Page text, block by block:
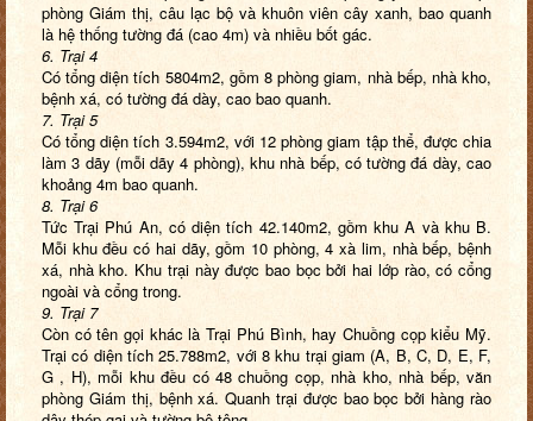
phòng Giám thị, câu lạc bộ và khuôn viên cây xanh, bao quanh
là hệ thống tường đá (cao 4m) và nhiều bốt gác.
6. Trại 4
Có tổng diện tích 5804m2, gồm 8 phòng giam, nhà bếp, nhà kho,
bệnh xá, có tường đá dày, cao bao quanh.
7. Trại 5
Có tổng diện tích 3.594m2, với 12 phòng giam tập thể, được chia
làm 3 dãy (mỗi dãy 4 phòng), khu nhà bếp, có tường đá dày, cao
khoảng 4m bao quanh.
8. Trại 6
Tức Trại Phú An, có diện tích 42.140m2, gồm khu A và khu B.
Mỗi khu đều có hai dãy, gồm 10 phòng, 4 xà lim, nhà bếp, bệnh
xá, nhà kho. Khu trại này được bao bọc bởi hai lớp rào, có cổng
ngoài và cổng trong.
9. Trại 7
Còn có tên gọi khác là Trại Phú Bình, hay Chuồng cọp kiểu Mỹ.
Trại có diện tích 25.788m2, với 8 khu trại giam (A, B, C, D, E, F,
G , H), mỗi khu đều có 48 chuồng cọp, nhà kho, nhà bếp, văn
phòng Giám thị, bệnh xá. Quanh trại được bao bọc bởi hàng rào